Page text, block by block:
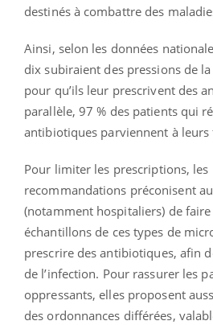
destinés à combattre des
Ainsi, selon les données
dix subiraient des pressions de
pour qu’ils leur prescrivent des
parallèle, 97 % des patients qui
antibiotiques parviennent à leurs
Pour limiter les prescriptions, les
recommandations préconisent
(notamment hospitaliers) de
échantillons de ces types de
prescrire des antibiotiques, afin
de l’infection. Pour rassurer les
oppressants, elles proposent
des ordonnances différées,